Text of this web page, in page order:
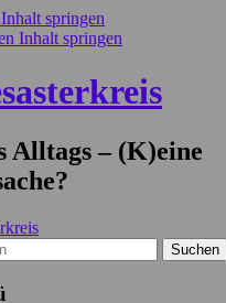
springen
Inhalt springen
Alltags – (K)eine